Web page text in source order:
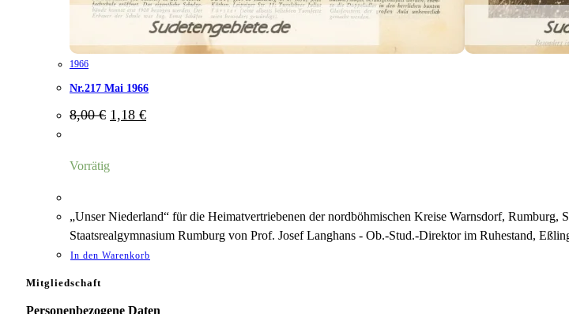
1966
Nr.217 Mai 1966
8,00€ Ursprünglicher
Preis
1,18 €Aktueller
Preis
Vorrätig
„Unser Niederland“ für die Heimatvertriebenen der nordböhmischen Kreise Warnsdorf,
Staatsrealgymnasium Rumburg von Prof. Josef Langhans - Ob.-Stud.-Direktor im Ruhestand,
In den Warenkorb
Mitgliedschaft
Personenbezogene Daten